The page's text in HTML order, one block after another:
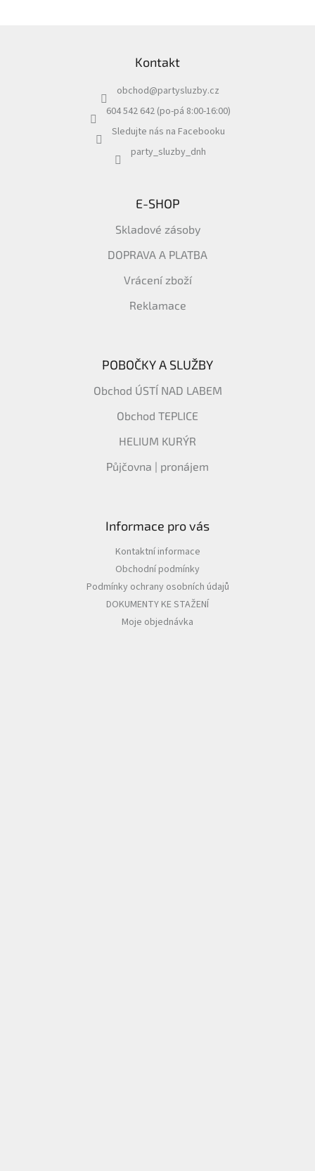
Kontakt
obchod@partysluzby.cz
604 542 642 (po-pá 8:00-16:00)
Sledujte nás na Facebooku
party_sluzby_dnh
E-SHOP
Skladové zásoby
DOPRAVA A PLATBA
Vrácení zboží
Reklamace
POBOČKY A SLUŽBY
Obchod ÚSTÍ NAD LABEM
Obchod TEPLICE
HELIUM KURÝR
Půjčovna | pronájem
Informace pro vás
Kontaktní informace
Obchodní podmínky
Podmínky ochrany osobních údajů
DOKUMENTY KE STAŽENÍ
Moje objednávka